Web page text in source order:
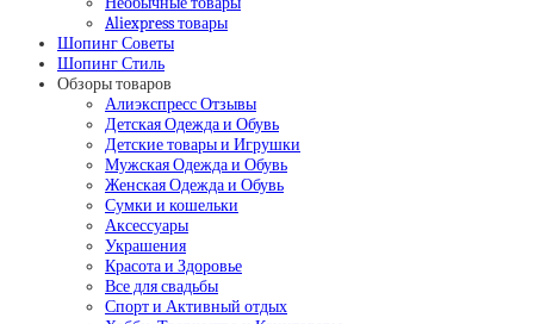
Aliexpress товары
Шопинг Советы
Шопинг Стиль
Обзоры товаров
Алиэкспресс Отзывы
Детская Одежда и Обувь
Детские товары и Игрушки
Мужская Одежда и Обувь
Женская Одежда и Обувь
Сумки и кошельки
Аксессуары
Украшения
Красота и Здоровье
Все для свадьбы
Спорт и Активный отдых